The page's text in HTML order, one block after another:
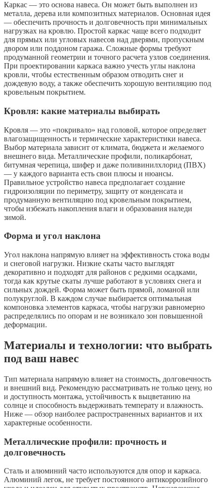
Каркас — это основа навеса. Он может быть выполнен из
металла, дерева или композитных материалов. Основная идея
— обеспечить прочность и долговечность при минимальных
нагрузках на кровлю. Простой каркас чаще всего подходит
для прямых или угловых навесов над дверями, пропускным
двором или поддоном гаража. Сложные формы требуют
продуманной геометрии и точного расчета узлов соединения.
При проектировании каркаса важно учесть углы наклона
кровли, чтобы естественным образом отводить снег и
дождевую воду, а также обеспечить хорошую вентиляцию под
кровельным покрытием.
Кровля: какие материалы выбирать
Кровля — это «покривало» над головой, которое определяет
влагозащищенность и термические характеристики навеса.
Выбор материала зависит от климата, бюджета и желаемого
внешнего вида. Металлические профили, поликарбонат,
битумная черепица, шифер и даже поливинилхлорид (ПВХ)
— у каждого варианта есть свои плюсы и нюансы.
Правильное устройство навеса предполагает создание
гидроизоляции по периметру, защиту от конденсата и
продуманную вентиляцию под кровельным покрытием,
чтобы избежать накопления влаги и образования наледи
зимой.
Форма и угол наклона
Угол наклона напрямую влияет на эффективность стока воды
и снеговой нагрузки. Низкие скаты часто выглядят
декоративно и подходят для районов с редкими осадками,
тогда как крутые скаты лучше работают в условиях снега и
сильных дождей. Форма может быть прямой, ломаной или
полукруглой. В каждом случае выбирается оптимальная
компоновка элементов каркаса, чтобы нагрузки равномерно
распределялись по опорам и не возникало зон повышенной
деформации.
Материалы и технологии: что выбрать
под ваш навес
Тип материала напрямую влияет на стоимость, долговечность
и внешний вид. Рекомендую рассматривать не только цену, но
и доступность монтажа, устойчивость к выцветанию на
солнце и способность выдерживать температу и влажность.
Ниже — обзор наиболее распространенных вариантов и их
характерные особенности.
Металлические профили: прочность и
долговечность
Сталь и алюминий часто используются для опор и каркаса.
Алюминий легок, не требует постоянного антикоррозийного